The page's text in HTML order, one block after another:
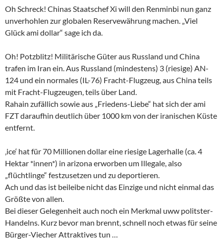
Oh Schreck! Chinas Staatschef Xi will den Renminbi nun ganz
unverhohlen zur globalen Reservewährung machen. „Viel
Glück ami dollar“ sage ich da.
Oh! Potzblitz! Militärische Güter aus Russland und China
trafen im Iran ein. Aus Russland (mindestens) 3 (riesige) AN-
124 und ein normales (IL-76) Fracht-Flugzeug, aus China teils
mit Fracht-Flugzeugen, teils über Land.
Rahain zufällich sowie aus „Friedens-Liebe“ hat sich der ami
FZT daraufhin deutlich über 1000 km von der iranischen Küste
entfernt.
‚ice‘ hat für 70 Millionen dollar eine riesige Lagerhalle (ca. 4
Hektar *innen*) in arizona erworben um Illegale, also
„flüchtlinge“ festzusetzen und zu deportieren.
Ach und das ist beileibe nicht das Einzige und nicht einmal das
Größte von allen.
Bei dieser Gelegenheit auch noch ein Merkmal uww politster-
Handelns. Kurz bevor man brennt, schnell noch etwas für seine
Bürger-Viecher Attraktives tun …